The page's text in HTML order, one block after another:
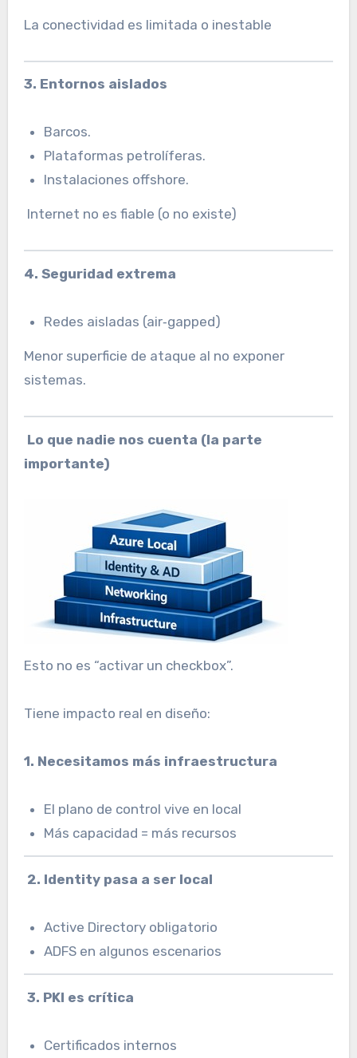
La conectividad es limitada o inestable
3. Entornos aislados
Barcos.
Plataformas petrolíferas.
Instalaciones offshore.
Internet no es fiable (o no existe)
4. Seguridad extrema
Redes aisladas (air‑gapped)
Menor superficie de ataque al no exponer
sistemas.
Lo que nadie nos cuenta (la parte
importante)
Esto no es “activar un checkbox”.
Tiene impacto real en diseño:
1. Necesitamos más infraestructura
El plano de control vive en local
Más capacidad = más recursos
2. Identity pasa a ser local
Active Directory obligatorio
ADFS en algunos escenarios
3. PKI es crítica
Certificados internos